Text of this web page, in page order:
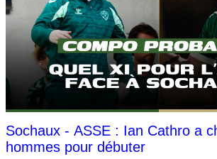
Sochaux - ASSE : Ian Cathro a
hommes pour débuter